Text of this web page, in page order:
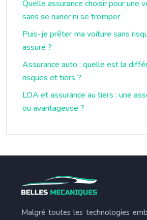
Quelle assurance choisir pour une
sans se ruiner ni se tromper
Puis-je prêter ma voiture sans
assuré ?
Assurance auto : quelle est la
risques et tiers ?
LOA et assurance au tiers : une
ou avantageuse ?
Malgré toutes les technologies